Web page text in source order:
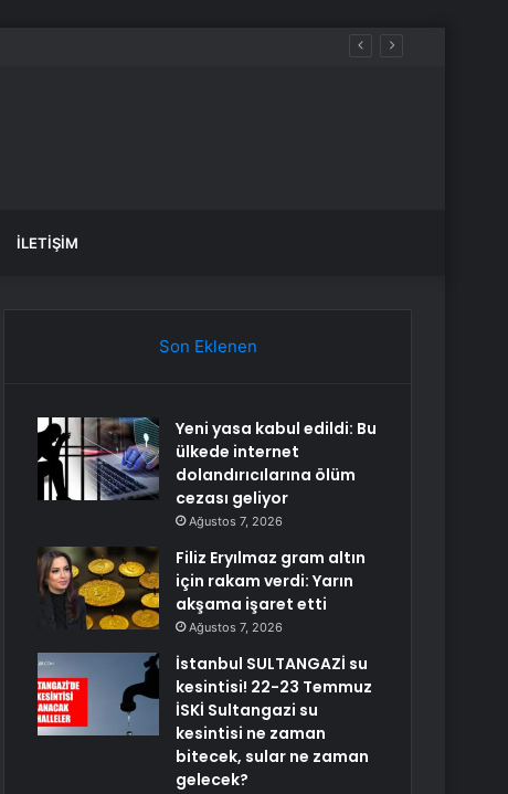
İLETIŞIM
Son Eklenen
Yeni yasa kabul edildi: Bu
ülkede internet
dolandırıcılarına ölüm
cezası geliyor
Ağustos 7, 2026
Filiz Eryılmaz gram altın
için rakam verdi: Yarın
akşama işaret etti
Ağustos 7, 2026
İstanbul SULTANGAZİ su
kesintisi! 22-23 Temmuz
İSKİ Sultangazi su
kesintisi ne zaman
bitecek, sular ne zaman
gelecek?